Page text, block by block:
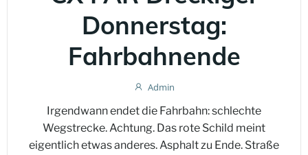
Donnerstag:
Fahrbahnende
Admin
Irgendwann endet die Fahrbahn: schlechte
Wegstrecke. Achtung. Das rote Schild meint
eigentlich etwas anderes. Asphalt zu Ende. Straße